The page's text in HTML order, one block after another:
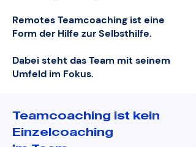
Remotes Teamcoaching ist eine
Form der Hilfe zur Selbsthilfe.
Dabei steht das Team mit seinem
Umfeld im Fokus.
Teamcoaching ist kein
Einzelcoaching